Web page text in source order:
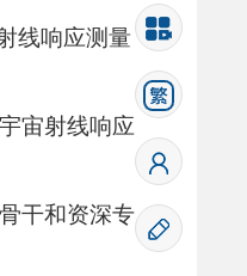
线响应测量
宙射线响应
干和资深专